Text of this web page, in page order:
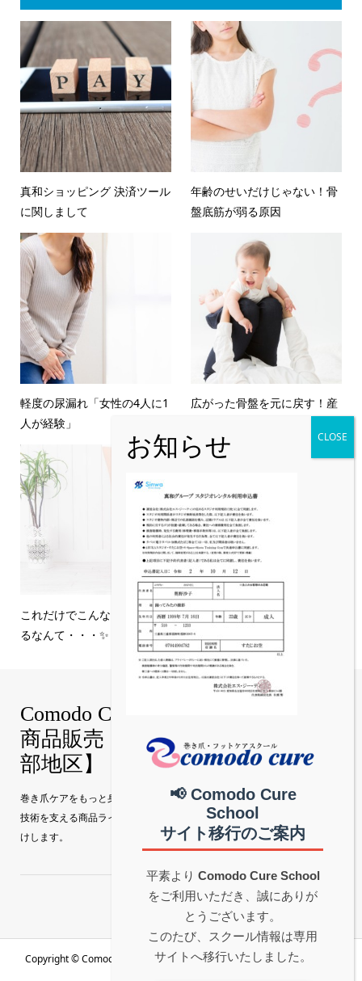
真和ショッピング 決済ツール
に関しまして
年齢のせいだけじゃない！骨
盤底筋が弱る原因
軽度の尿漏れ「女性の4人に1
人が経験」
広がった骨盤を元に戻す！産
これだけでこんなに効果があ
るなんて・・・✨
骨盤底筋が弱るとどうなる
の？
Comodo Cure｜巻き爪補正技術・
商品販売【真和グループ公式│中
部地区】
巻き爪ケアをもっと身近に。 Comodo Cure（コモドキュア）の特許補正
技術を支える商品ラインナップを、真和グループ公式サイトから直接お届
けします。
Copyright ©Comodo Cure｜巻き爪補正技術・商品販売【真和グループ
📢 Comodo Cure
School
サイト移行のご案内
平素より Comodo Cure School
をご利用いただき、誠にありが
とうございます。
このたび、スクール情報は専用
サイトへ移行いたしました。